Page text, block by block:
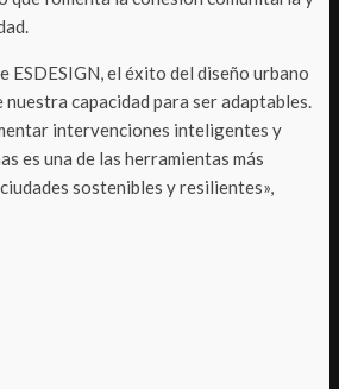
ESDESIGN, el éxito del diseño urbano
capacidad para ser adaptables.
intervenciones inteligentes y
es una de las herramientas más
sostenibles y resilientes»,